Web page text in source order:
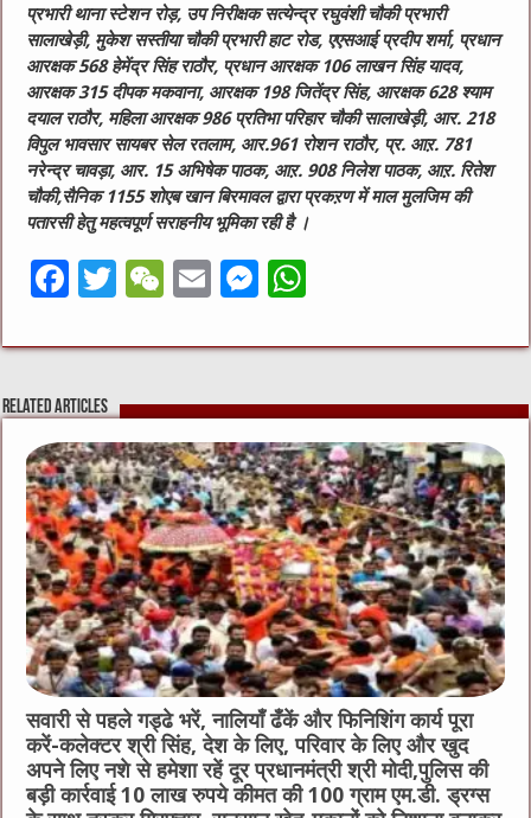
प्रभारी थाना स्टेशन रोड़, उप निरीक्षक सत्येन्द्र रघुवंशी चौकी प्रभारी
सालाखेड़ी, मुकेश सस्तीया चौकी प्रभारी हाट रोड, एएसआई प्रदीप शर्मा, प्रधान
आरक्षक 568 हेमेंद्र सिंह राठौर, प्रधान आरक्षक 106 लाखन सिंह यादव,
आरक्षक 315 दीपक मकवाना, आरक्षक 198 जितेंद्र सिंह, आरक्षक 628 श्याम
दयाल राठौर, महिला आरक्षक 986 प्रतिभा परिहार चौकी सालाखेड़ी, आर. 218
विपुल भावसार सायबर सेल रतलाम, आर.961 रोशन राठौर, प्र. आऱ. 781
नरेन्द्र चावड़ा, आर. 15 अभिषेक पाठक, आऱ. 908 निलेश पाठक, आऱ. रितेश
चौकी,सैनिक 1155 शोएब खान बिरमावल द्वारा प्रकऱण में माल मुलजिम की
पतारसी हेतु महत्वपूर्ण सराहनीय भूमिका रही है ।
F
c
e
b
o
o
k
T
it
te
r
W
C
h
at
E
ai
l
M
ss
e
n
g
er
at
s
A
p
p
Related Articles
सवारी से पहले गड्ढे भरें, नालियाँ ढँकें और फिनिशिंग कार्य पूरा
करें-कलेक्टर श्री सिंह, देश के लिए, परिवार के लिए और खुद
अपने लिए नशे से हमेशा रहें दूर प्रधानमंत्री श्री मोदी,पुलिस की
बड़ी कार्रवाई 10 लाख रुपये कीमत की 100 ग्राम एम.डी. ड्रग्स